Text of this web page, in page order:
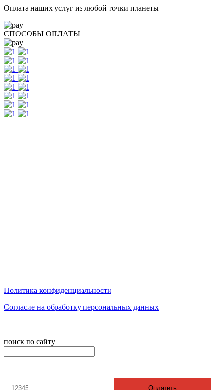
Оплата наших услуг из любой точки планеты
СПОСОБЫ ОПЛАТЫ
Политика конфиденциальности
Согласие на обработку персональных данных
поиск по сайту
Оплатить